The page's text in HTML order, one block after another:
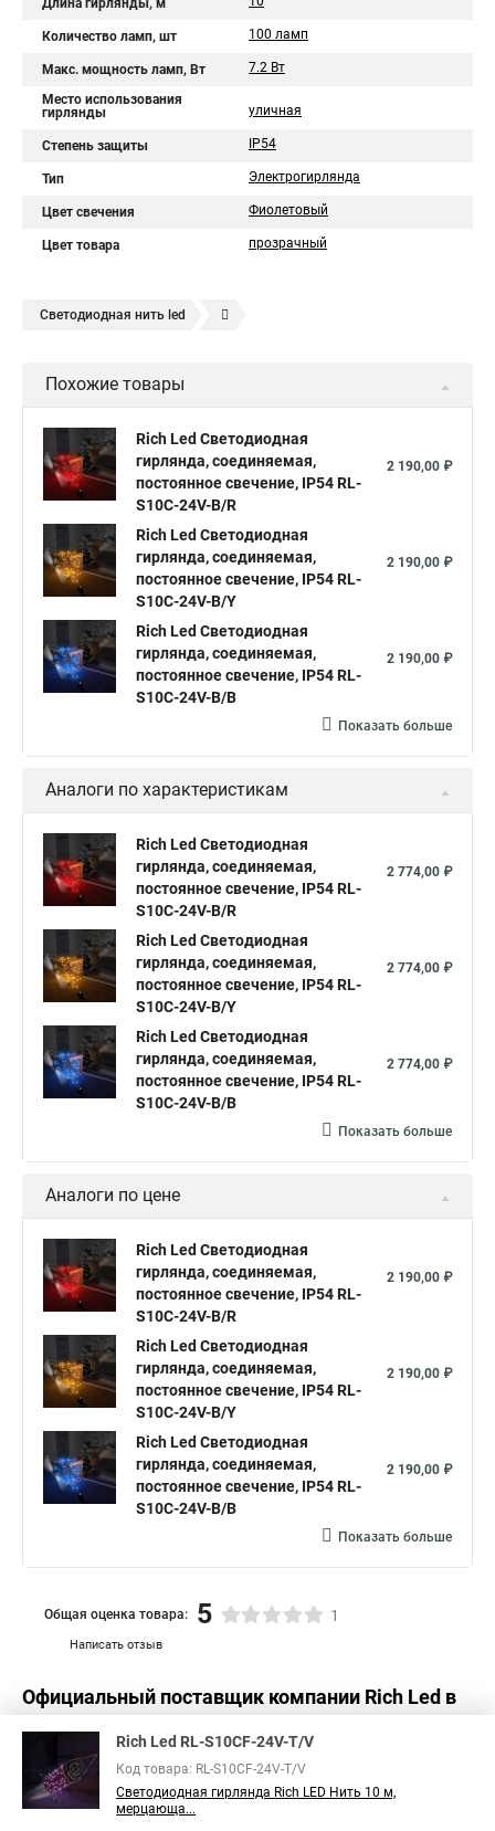
Длина гирлянды, м
Количество ламп, шт 100 ламп
Макс. мощность ламп, Вт 7.2 Вт
Место использования
гирлянды
уличная
Степень защиты IP54
Тип Электрогирлянда
Цвет свечения Фиолетовый
Цвет товара прозрачный
Светодиодная нить led
Уличная светодиодная нить
Светодиодная нить от батареек
Светодиодная нить уличная
Гирлянда светодиодная нить белая
Что такое светодиодная нить Гирлянды светодиодная нить
Светодиодные лампы светодиодная нить
Светодиодные нити в лампах
Гирлянды светодиодные нити
Светодиодные нити 10 м
Светодиодный нить Гирлянды нити купить светодиодные
Светодиодные нити гирлянды
Светодиодная гирлянда нить led
Гирлянда светодиодная белая нить
Светодиодная гирлянда нить белый
Светодиодные гирлянды нити
Светодиодная гирлянда нить 10
Гирлянда нить белая светодиодная
Купить гирлянда нить светодиодная
Нить светодиодная уличная
Светодиодные гирлянды нить купить
Лампы на светодиодных нитях
Купить светодиодные гирлянды нить
Светодиодные led гирлянды нить
Светодиодные нить на батарейках
Лампа светодиодная с нитью
Светодиодные лампы с нитью
Светодиодная с нитью Лампа на светодиодных нитях
Похожие товары
Rich Led Светодиодная
гирлянда, соединяемая,
постоянное свечение, IP54 RL-
S10C-24V-B/R
2 190,00 ₽
Rich Led Светодиодная
гирлянда, соединяемая,
постоянное свечение, IP54 RL-
S10C-24V-B/Y
2 190,00 ₽
Rich Led Светодиодная
гирлянда, соединяемая,
постоянное свечение, IP54 RL-
S10C-24V-B/B
2 190,00 ₽
Показать больше
Аналоги по характеристикам
Rich Led Светодиодная
гирлянда, соединяемая,
постоянное свечение, IP54 RL-
S10C-24V-B/R
2 774,00 ₽
Rich Led Светодиодная
гирлянда, соединяемая,
постоянное свечение, IP54 RL-
S10C-24V-B/Y
2 774,00 ₽
Rich Led Светодиодная
гирлянда, соединяемая,
постоянное свечение, IP54 RL-
S10C-24V-B/B
2 774,00 ₽
Показать больше
Аналоги по цене
Rich Led Светодиодная
гирлянда, соединяемая,
постоянное свечение, IP54 RL-
S10C-24V-B/R
2 190,00 ₽
Rich Led Светодиодная
гирлянда, соединяемая,
постоянное свечение, IP54 RL-
S10C-24V-B/Y
2 190,00 ₽
Rich Led Светодиодная
гирлянда, соединяемая,
постоянное свечение, IP54 RL-
S10C-24V-B/B
2 190,00 ₽
Показать больше
Написать отзыв
Общая оценка товара: 5 1
Официальный поставщик компании Rich Led в
России
Rich Led RL-S10CF-24V-T/V
Код товара: RL-S10CF-24V-T/V
Светодиодная гирлянда Rich LED Нить 10 м,
мерцающа...